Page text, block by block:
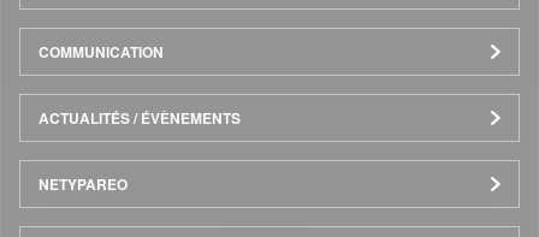
COMMUNICATION
ACTUALITÉS / ÉVÈNEMENTS
NETYPAREO